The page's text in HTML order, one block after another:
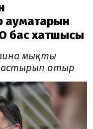
аумақтарын
бас хатшысы
мықты
отыр